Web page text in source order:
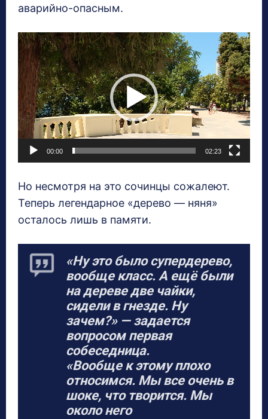
аварийно-опасным.
В
и
д
е
о
п
л
р
00:00 02:23
Но несмотря на это сочинцы сожалеют.
Теперь легендарное «дерево — няня»
осталось лишь в памяти.
«Ну это было супердерево,
вообще класс. А ещё были
на дереве две чайки,
сидели в гнезде. Ну
зачем?» — задается
вопросом первая
собеседница.
«Вообще к этому плохо
относимся. Мы все очень в
шоке, что творится. Мы
около него